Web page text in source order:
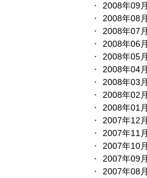
2008年09月
2008年08月
2008年07月
2008年06月
2008年05月
2008年04月
2008年03月
2008年02月
2008年01月
2007年12月
2007年11月
2007年10月
2007年09月
2007年08月